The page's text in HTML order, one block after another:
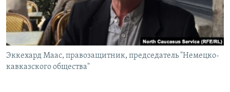
ПОДПИШИТЕСЬ НА РАССЫЛКУ
СОЦИАЛЬНЫЕ СЕТИ
Эккехард Маас, правозащитник, председатель "Немецко-
кавказского общества"